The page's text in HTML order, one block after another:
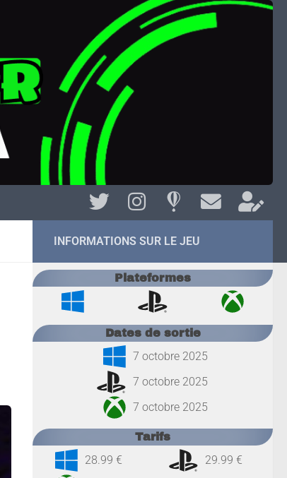
INFORMATIONS SUR LE JEU
Plateformes
Dates de sortie
7 octobre 2025
7 octobre 2025
7 octobre 2025
Tarifs
28.99 €
29.99 €